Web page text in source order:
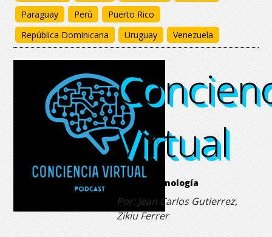
Paraguay
Perú
Puerto Rico
República Dominicana
Uruguay Venezuela
Virtual
Virtual
Virtual
Virtual
Tecnología
Por: Jean Carlos Gutierrez,
Zikiu Ferrer